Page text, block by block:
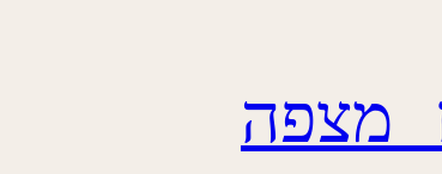
מצפה